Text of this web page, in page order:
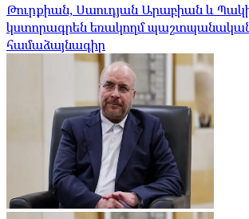
Թուրքիան, Սաուդյան Արաբիան և
կստորագրեն եռակողմ
համաձայնագիր